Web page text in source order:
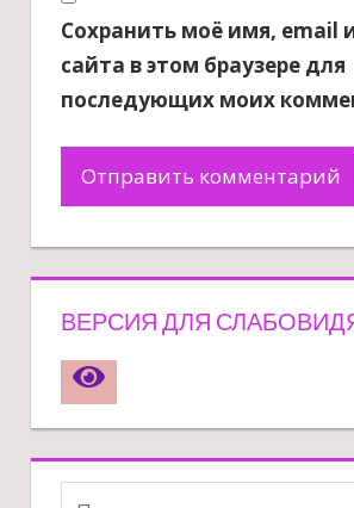
Сохранить моё имя, email
сайта в этом браузере для
последующих моих
ВЕРСИЯ ДЛЯ